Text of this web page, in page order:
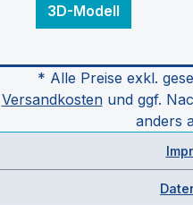
3D-Modell
* Alle Preise exkl.
Versandkostenund ggf.
anders